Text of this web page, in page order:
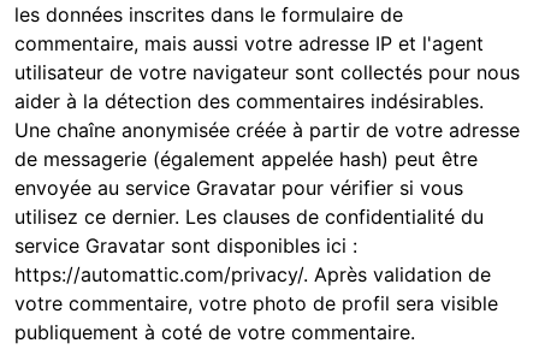
les données inscrites dans le formulaire de
commentaire, mais aussi votre adresse IP et l'agent
utilisateur de votre navigateur sont collectés pour nous
aider à la détection des commentaires indésirables.
Une chaîne anonymisée créée à partir de votre adresse
de messagerie (également appelée hash) peut être
envoyée au service Gravatar pour vérifier si vous
utilisez ce dernier. Les clauses de confidentialité du
service Gravatar sont disponibles ici :
https://automattic.com/privacy/. Après validation de
votre commentaire, votre photo de profil sera visible
publiquement à coté de votre commentaire.